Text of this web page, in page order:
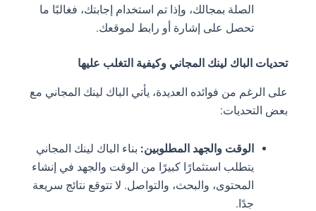
الصلة بمجالك، وإذا تم استخدام إجابتك، فغالبًا ما
تحصل على إشارة أو رابط لموقعك.
تحديات الباك لينك المجاني وكيفية التغلب عليها
على الرغم من فوائده العديدة، يأتي الباك لينك المجاني مع
بعض التحديات:
الوقت والجهد المطلوبين:بناء الباك لينك المجاني
يتطلب استثمارًا كبيرًا من الوقت والجهد في إنشاء
المحتوى، والبحث، والتواصل. لا تتوقع نتائج سريعة
جدًا.